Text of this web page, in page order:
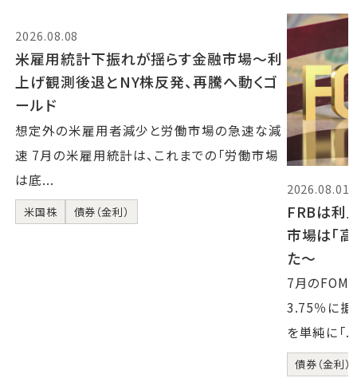
2026.08.08
米雇用統計下振れが揺らす金融市場～利
上げ観測後退とNY株反発、再騰へ動くゴ
ールド
想定外の米雇用者減少と労働市場の急速な減
速 7月の米雇用統計は、これまでの「労働市場
は底...
米国株 債券（金利）
2026.08.01
FRBは利
市場は「
た〜
7月の
3.75％に据
を単純に「
債券（金利）